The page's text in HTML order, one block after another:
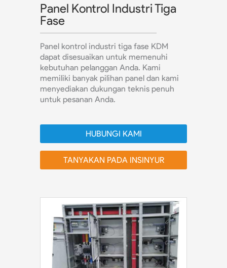
Panel Kontrol Industri Tiga
Fase
Panel kontrol industri tiga fase KDM
dapat disesuaikan untuk memenuhi
kebutuhan pelanggan Anda. Kami
memiliki banyak pilihan panel dan kami
menyediakan dukungan teknis penuh
untuk pesanan Anda.
HUBUNGI KAMI
TANYAKAN PADA INSINYUR